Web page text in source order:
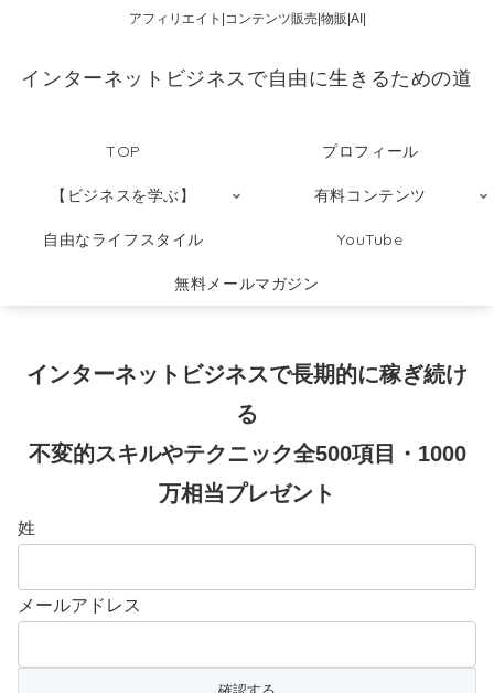
アフィリエイト|コンテンツ販売|物販|AI|
インターネットビジネスで自由に生きるための道
TOP プロフィール
【ビジネスを学ぶ】 有料コンテンツ
自由なライフスタイル YouTube
無料メールマガジン
インターネットビジネスで長期的に稼ぎ続け
る
不変的スキルやテクニック全500項目・1000
万相当プレゼント
姓
メールアドレス